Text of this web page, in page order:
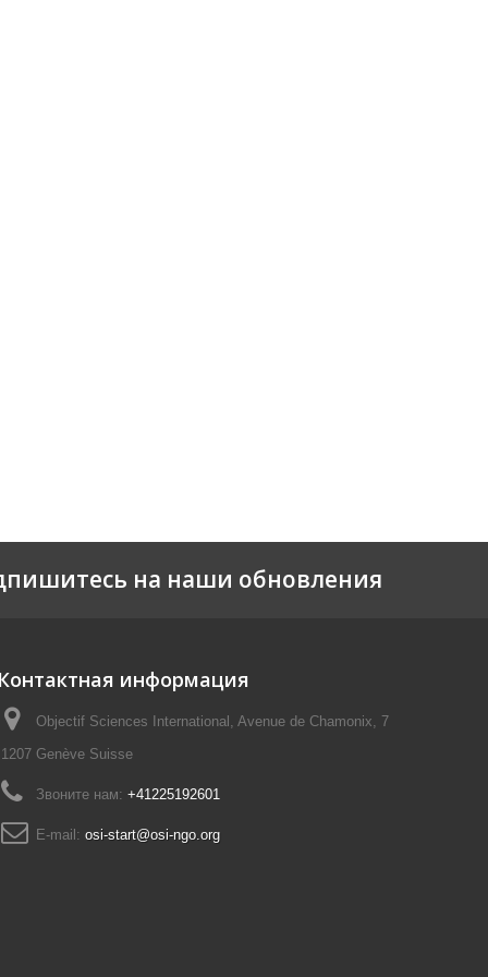
на наши обновления
Контактная информация
Objectif Sciences International, Avenue de Chamonix, 7
1207 Genève Suisse
Звоните нам: +41225192601
E-mail: osi-start@osi-ngo.org